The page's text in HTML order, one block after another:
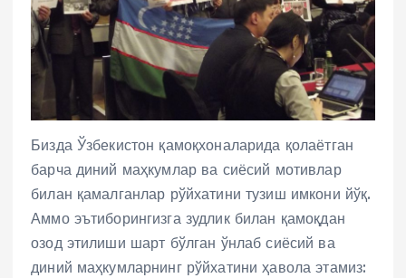
Бизда Ўзбекистон қамоқхоналарида қолаётган
барча диний маҳкумлар ва сиёсий мотивлар
билан қамалганлар рўйхатини тузиш имкони йўқ.
Аммо эътиборингизга зудлик билан қамоқдан
озод этилиши шарт бўлган ўнлаб сиёсий ва
диний маҳкумларнинг рўйхатини ҳавола этамиз: